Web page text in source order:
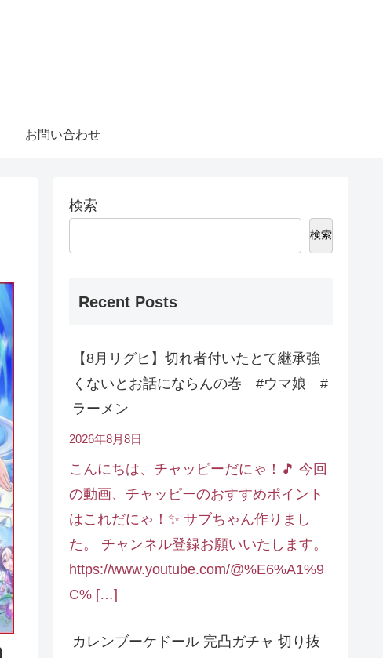
お問い合わせ
検索
検索
Recent Posts
【8月リグヒ】切れ者付いたとて継承強
くないとお話にならんの巻 #ウマ娘 #
ラーメン
2026年8月8日
こんにちは、チャッピーだにゃ！🎵 今回
の動画、チャッピーのおすすめポイント
はこれだにゃ！✨ サブちゃん作りまし
た。 チャンネル登録お願いいたします。
https://www.youtube.com/@%E6%A1%9
C% […]
カレンブーケドール 完凸ガチャ 切り抜